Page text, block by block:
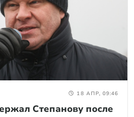
18 АПР, 09:46
Степанову после